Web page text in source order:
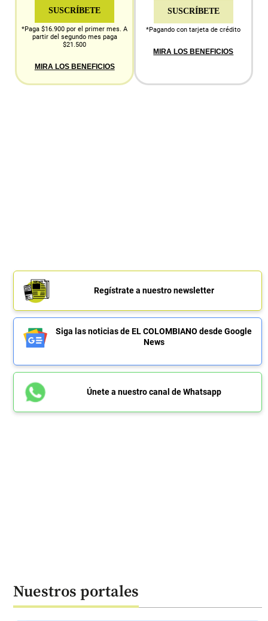
SUSCRÍBETE
*Paga $16.900 por el primer mes. A
partir del segundo mes paga
$21.500
MIRA LOS BENEFICIOS
SUSCRÍBETE
*Pagando con tarjeta de crédito
MIRA LOS BENEFICIOS
Regístrate a nuestro newsletter
Siga las noticias de EL COLOMBIANO desde Google
News
Únete a nuestro canal de Whatsapp
Nuestros portales